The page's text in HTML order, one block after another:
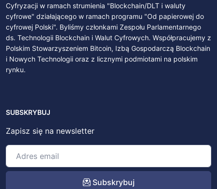
Cyfryzacji w ramach strumienia "Blockchain/DLT i waluty
cyfrowe" działającego w ramach programu "Od papierowej do
cyfrowej Polski". Byliśmy członkami Zespołu Parlamentarnego
ds. Technologii Blockchain i Walut Cyfrowych. Współpracujemy z
Polskim Stowarzyszeniem Bitcoin, Izbą Gospodarczą Blockchain
i Nowych Technologii oraz z licznymi podmiotami na polskim
rynku.
SUBSKRYBUJ
Zapisz się na newsletter
Subskrybuj